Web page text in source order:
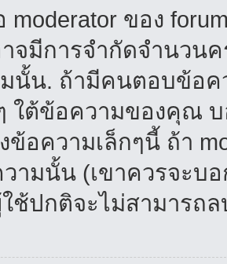
moderator ของ
าจมีการจำกัดจำนวน
นั้น. ถ้ามีคนตอบข้อ
ใต้ข้อความของคุณ
ข้อความเล็กๆนี้ ถ้า
ามนั้น (เขาควรจะบ
ช้ปกติจะไม่สามารถ